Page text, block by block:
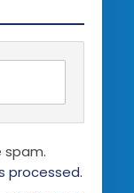
spam.
processed.